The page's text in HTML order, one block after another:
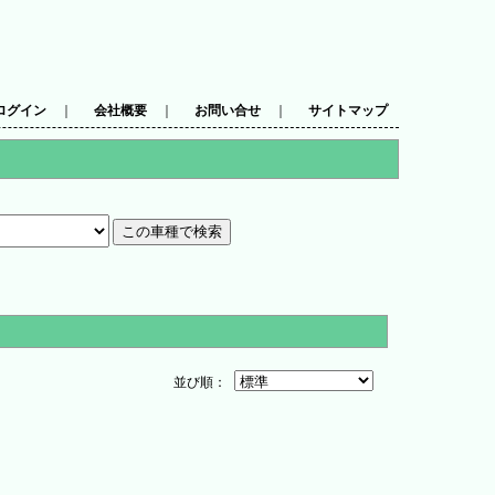
グイン 会社概要 お問い合せ サイトマップ
並び順：